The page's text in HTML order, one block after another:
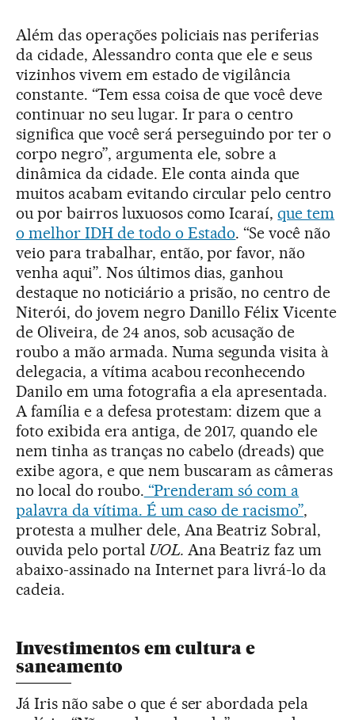
Além das operações policiais nas periferias
da cidade, Alessandro conta que ele e seus
vizinhos vivem em estado de vigilância
constante. “Tem essa coisa de que você deve
continuar no seu lugar. Ir para o centro
significa que você será perseguindo por ter o
corpo negro”, argumenta ele, sobre a
dinâmica da cidade. Ele conta ainda que
muitos acabam evitando circular pelo centro
ou por bairros luxuosos como Icaraí,que tem
o melhor IDH de todo o Estado. “Se você não
veio para trabalhar, então, por favor, não
venha aqui”. Nos últimos dias, ganhou
destaque no noticiário a prisão, no centro de
Niterói, do jovem negro Danillo Félix Vicente
de Oliveira, de 24 anos, sob acusação de
roubo a mão armada. Numa segunda visita à
delegacia, a vítima acabou reconhecendo
Danilo em uma fotografia a ela apresentada.
A família e a defesa protestam: dizem que a
foto exibida era antiga, de 2017, quando ele
nem tinha as tranças no cabelo (dreads) que
exibe agora, e que nem buscaram as câmeras
no local do roubo. “Prenderam só com a
palavra da vítima. É um caso de racismo”,
protesta a mulher dele, Ana Beatriz Sobral,
ouvida pelo portal UOL. Ana Beatriz faz um
abaixo-assinado na Internet para livrá-lo da
cadeia.
Investimentos em cultura e
saneamento
Já Iris não sabe o que é ser abordada pela